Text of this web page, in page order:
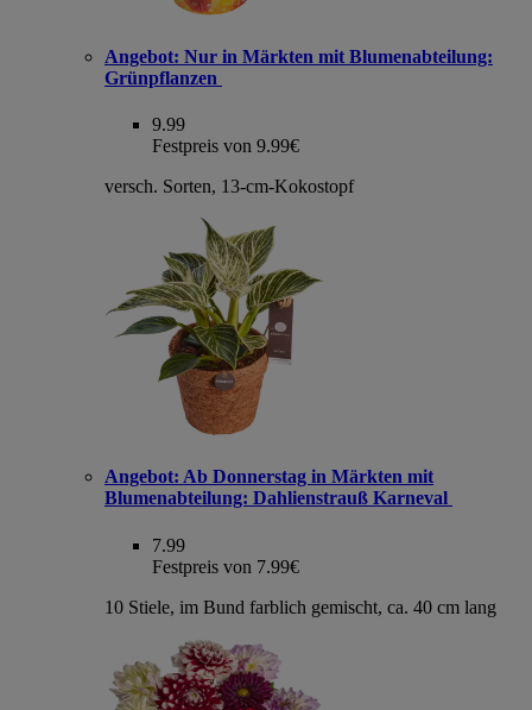
Angebot: Nur in Märkten mit Blumenabteilung:
Grünpflanzen
9.99
Festpreis von 9.99€
versch. Sorten, 13-cm-Kokostopf
Angebot: Ab Donnerstag in Märkten mit
Blumenabteilung: Dahlienstrauß Karneval
7.99
Festpreis von 7.99€
10 Stiele, im Bund farblich gemischt, ca. 40 cm lang